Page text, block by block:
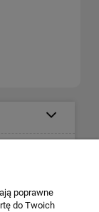
poprawne
do Twoich